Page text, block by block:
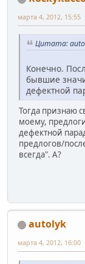
марта 4, 2012, 15:55
Цитата:
Конечно.
бывшие
дефектной
Тогда признаю
моему,
дефектной
предлогов/
всегда". А?
autolyk
марта 4, 2012, 16:00